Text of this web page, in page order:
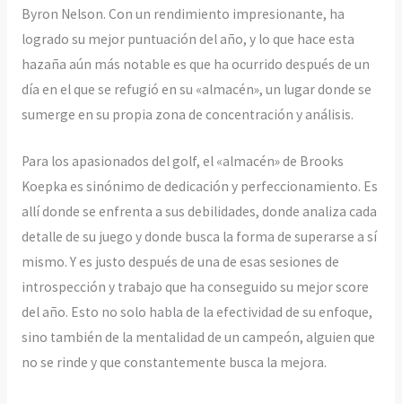
Byron Nelson. Con un rendimiento impresionante, ha
logrado su mejor puntuación del año, y lo que hace esta
hazaña aún más notable es que ha ocurrido después de un
día en el que se refugió en su «almacén», un lugar donde se
sumerge en su propia zona de concentración y análisis.
Para los apasionados del golf, el «almacén» de Brooks
Koepka es sinónimo de dedicación y perfeccionamiento. Es
allí donde se enfrenta a sus debilidades, donde analiza cada
detalle de su juego y donde busca la forma de superarse a sí
mismo. Y es justo después de una de esas sesiones de
introspección y trabajo que ha conseguido su mejor score
del año. Esto no solo habla de la efectividad de su enfoque,
sino también de la mentalidad de un campeón, alguien que
no se rinde y que constantemente busca la mejora.